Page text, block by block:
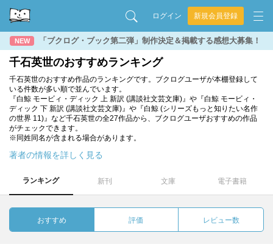
ログイン 新規会員登録
NEW 「ブクログ・ブック第二弾」制作決定＆掲載する感想大募集！
千石英世のおすすめランキング
千石英世のおすすめ作品のランキングです。ブクログユーザが本棚登録して
いる件数が多い順で並んでいます。
『白鯨 モービィ・ディック 上 新訳 (講談社文芸文庫)』や『白鯨 モービィ・
ディック 下 新訳 (講談社文芸文庫)』や『白鯨 (シリーズもっと知りたい名作
の世界 11)』など千石英世の全27作品から、ブクログユーザおすすめの作品
がチェックできます。
※同姓同名が含まれる場合があります。
著者の情報を詳しく見る
ランキング 新刊 文庫 電子書籍
おすすめ 評価 レビュー数